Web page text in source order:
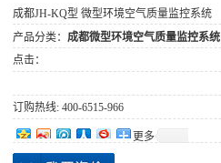
成都JH-KQ型 微型环境空气质量监控系统
产品分类： 成都微型环境空气质量监控系统
点击：
订购热线: 400-6515-966
更多